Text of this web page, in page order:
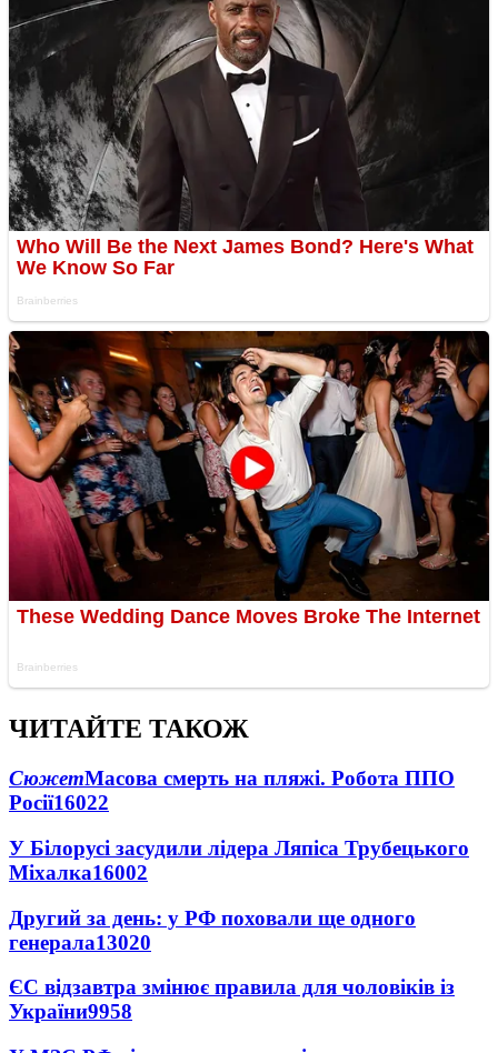
ЧИТАЙТЕ ТАКОЖ
СюжетМасова смерть на пляжі. Робота ППО
Росії16022
У Білорусі засудили лідера Ляпіса Трубецького
Міхалка16002
Другий за день: у РФ поховали ще одного
генерала13020
ЄС відзавтра змінює правила для чоловіків із
України9958